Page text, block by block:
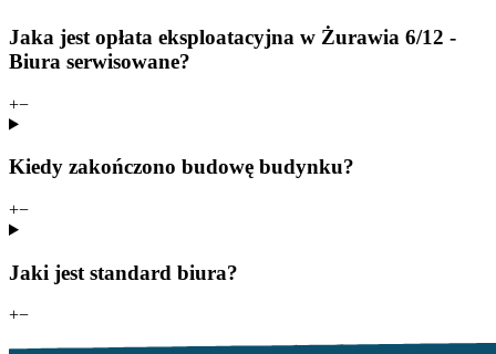
Jaka jest opłata eksploatacyjna w Żurawia 6/12 -
Biura serwisowane?
+−
Kiedy zakończono budowę budynku?
+−
Jaki jest standard biura?
+−